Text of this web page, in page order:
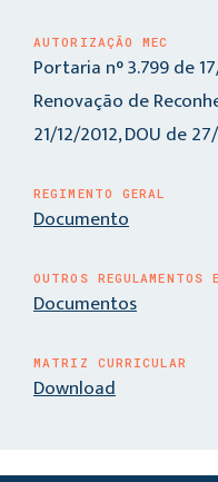
AUTORIZAÇÃO MEC
Portaria n° 3.799 de
Renovação de
21/12/2012, DOU de
REGIMENTO GERAL
Documento
OUTROS REGULAMENTOS
Documentos
MATRIZ CURRICULAR
Download